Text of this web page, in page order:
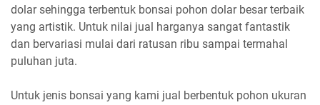
dolar sehingga terbentuk bonsai pohon dolar besar terbaik
yang artistik. Untuk nilai jual harganya sangat fantastik
dan bervariasi mulai dari ratusan ribu sampai termahal
puluhan juta.
Untuk jenis bonsai yang kami jual berbentuk pohon ukuran